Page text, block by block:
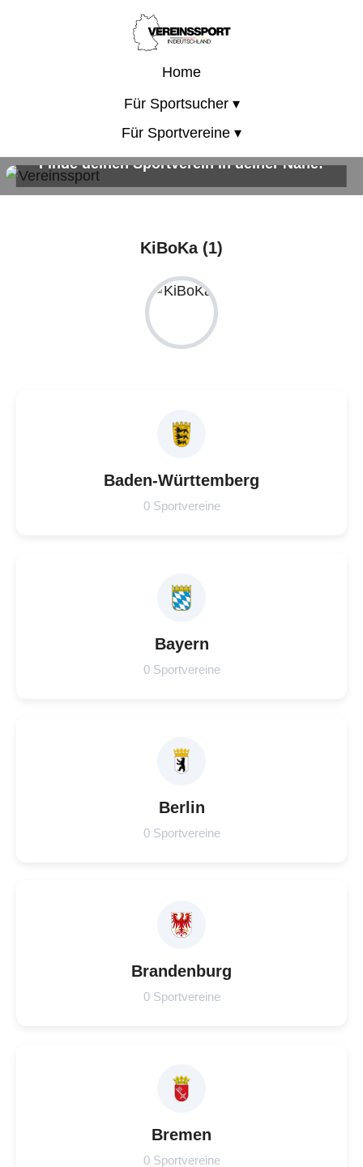
Home
Für Sportsucher ▾
Für Sportvereine ▾
Finde deinen Sportverein in deiner Nähe!
KiBoKa (1)
Baden-Württemberg
0 Sportvereine
Bayern
0 Sportvereine
Berlin
0 Sportvereine
Brandenburg
0 Sportvereine
Bremen
0 Sportvereine